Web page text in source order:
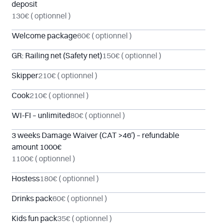
deposit
130€ ( optionnel )
Welcome package60€ ( optionnel )
GR: Railing net (Safety net)150€ ( optionnel )
Skipper210€ ( optionnel )
Cook210€ ( optionnel )
WI-FI – unlimited80€ ( optionnel )
3 weeks Damage Waiver (CAT >46′) – refundable
amount 1000€
1100€ ( optionnel )
Hostess180€ ( optionnel )
Drinks pack60€ ( optionnel )
Kids fun pack35€ ( optionnel )